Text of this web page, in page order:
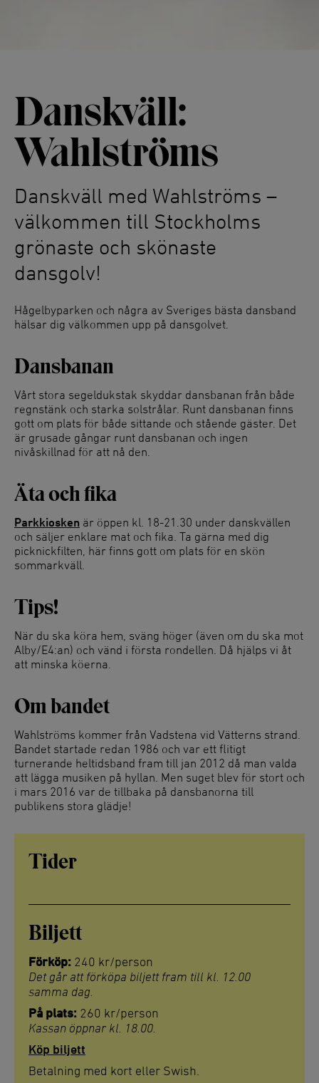
Danskväll:
Wahlströms
Danskväll med Wahlströms –
välkommen till Stockholms
grönaste och skönaste
dansgolv!
Hågelbyparken och några av Sveriges bästa dansband
hälsar dig välkommen upp på dansgolvet.
Dansbanan
Vårt stora segeldukstak skyddar dansbanan från både
regnstänk och starka solstrålar. Runt dansbanan finns
gott om plats för både sittande och stående gäster. Det
är grusade gångar runt dansbanan och ingen
nivåskillnad för att nå den.
Äta och fika
Parkkiosken är öppen kl. 18-21.30 under danskvällen
och säljer enklare mat och fika. Ta gärna med dig
picknickfilten, här finns gott om plats för en skön
sommarkväll.
Tips!
När du ska köra hem, sväng höger (även om du ska mot
Alby/E4:an) och vänd i första rondellen. Då hjälps vi åt
att minska köerna.
Om bandet
Wahlströms kommer från Vadstena vid Vätterns strand.
Bandet startade redan 1986 och var ett flitigt
turnerande heltidsband fram till jan 2012 då man valda
att lägga musiken på hyllan. Men suget blev för stort och
i mars 2016 var de tillbaka på dansbanorna till
publikens stora glädje!
Tider
Biljett
Förköp: 240 kr/person
Det går att förköpa biljett fram till kl. 12.00
samma dag.
På plats: 260 kr/person
Kassan öppnar kl. 18.00.
Köp biljett
Betalning med kort eller Swish.